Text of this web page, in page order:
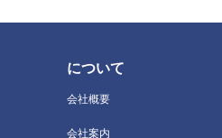
について
会社概要
会社案内